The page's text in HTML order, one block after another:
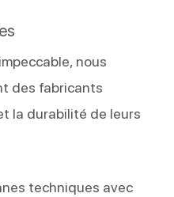
nous
des fabricants
la durabilité de leurs
techniques avec